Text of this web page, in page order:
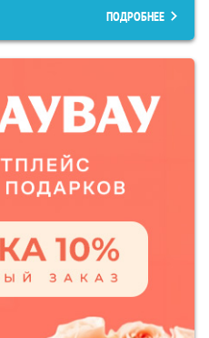
ПОДРОБНЕЕ